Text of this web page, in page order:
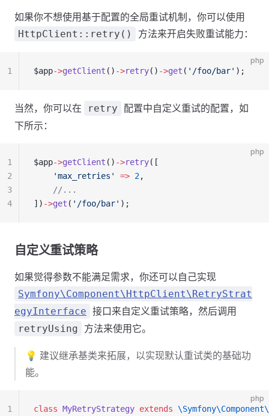
如果你不想使用基于配置的全局重试机制，你可以使用
HttpClient::retry() 方法来开启失败重试能力：
php
$app->getClient () ->retry() ->get ( '/foo/bar' );
1
当然，你可以在 retry
配置中自定义重试的配置，如
下所示：
php
$app->getClient () ->retry([
    'max_retries'
=> 2,
    //...
]) ->get ( '/foo/bar' );
1
2
3
4
自定义重试策略
如果觉得参数不能满足需求，你还可以自己实现
Symfony\Component\HttpClient\RetryStrat
egyInterface 接口来自定义重试策略，然后调用
retryUsing 方法来使用它。
💡 建议继承基类来拓展，以实现默认重试类的基础功
能。
php
class MyRetryStrategy extends
1